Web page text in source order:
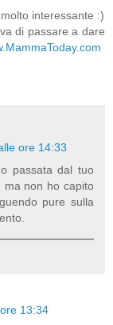
interessante :)
di passare a dare
ore 14:33
passata dal tuo
ma non ho capito
pure sulla
13:34